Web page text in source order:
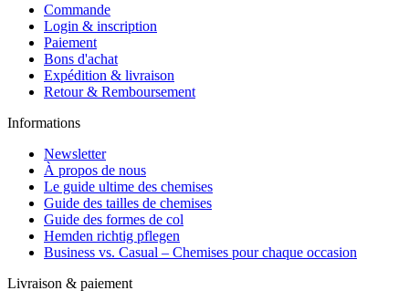
Commande
Login & inscription
Paiement
Bons d'achat
Expédition & livraison
Retour & Remboursement
Informations
Newsletter
À propos de nous
Le guide ultime des chemises
Guide des tailles de chemises
Guide des formes de col
Hemden richtig pflegen
Business vs. Casual – Chemises pour chaque occasion
Livraison & paiement